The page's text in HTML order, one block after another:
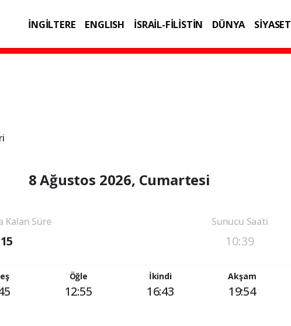
İNGİLTERE ENGLISH İSRAİL-FİLİSTİN DÜNYA SİYASET
8 Ağustos 2026, Cumartesi
Kalan Süre Sunucu Saati
10:39
Öğle
12:55
İkindi
16:43
Akşam
19:54